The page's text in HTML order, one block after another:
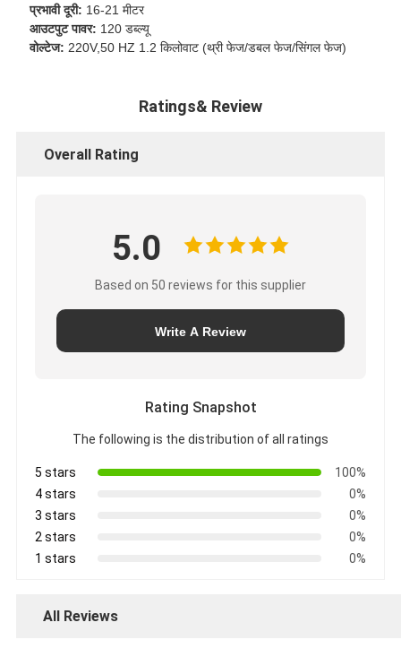
प्रभावी दूरी: 16-21 मीटर
आउटपुट पावर: 120 डब्ल्यू
वोल्टेज: 220V,50 HZ 1.2 किलोवाट (थ्री फेज/डबल फेज/सिंगल फेज)
Ratings& Review
Overall Rating
5.0
Based on 50 reviews for this supplier
Write A Review
Rating Snapshot
The following is the distribution of all ratings
5 stars
100%
4 stars
0%
3 stars
0%
2 stars
0%
1 stars
0%
All Reviews